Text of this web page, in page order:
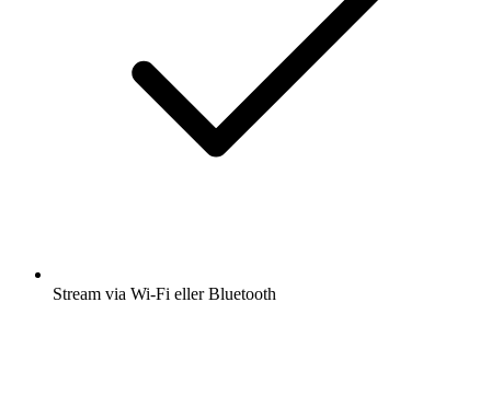
Stream via Wi-Fi eller Bluetooth